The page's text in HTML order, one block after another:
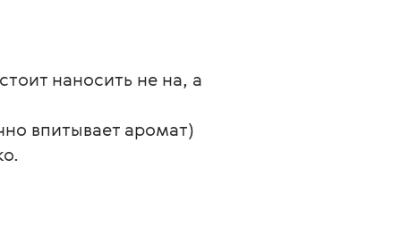
наносить не на, а
впитывает аромат)